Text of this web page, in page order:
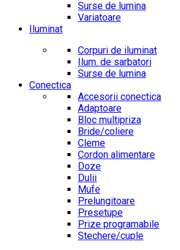
Surse de lumina
Variatoare
Iluminat
Corpuri de iluminat
Ilum. de sarbatori
Surse de lumina
Conectica
Accesorii conectica
Adaptoare
Bloc multipriza
Bride/coliere
Cleme
Cordon alimentare
Doze
Dulii
Mufe
Prelungitoare
Presetupe
Prize programabile
Stechere/cuple